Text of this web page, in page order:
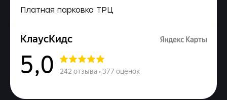
Платная парковка ТРЦ